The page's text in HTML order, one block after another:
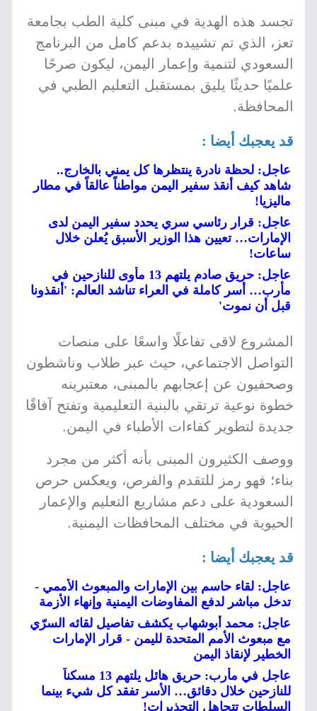
تجسد هذه الهدية في مبنى كلية الطب بجامعة
تعز، الذي تم تشييده بدعم كامل من البرنامج
السعودي لتنمية وإعمار اليمن، ليكون صرحًا
علميًا حديثًا يليق بمستقبل التعليم الطبي في
المحافظة.
قد يعجبك أيضا :
عاجل: لحظة نادرة ينتظرها كل يمني بالخارج..
شاهد كيف أنقذ سفير اليمن مواطناً عالقاً في مطار
ماليزيا!
عاجل: قرار رئاسي سري يحدد سفير اليمن لدى
الإمارات… تعيين هذا الوزير الأسبق يُعلن خلال
ساعات!
عاجل: حريق صادم يلتهم 13 مأوى للنازحين في
مأرب… أسر كاملة في العراء تناشد العالم: 'أنقذونا
قبل أن نموت'
المشروع لاقى تفاعلًا واسعًا على منصات
التواصل الاجتماعي، حيث عبر طلاب وناشطون
وصحفيون عن إعجابهم بالمبنى، معتبرينه
خطوة نوعية ترتقي بالبنية التعليمية وتفتح آفاقًا
جديدة لتطوير كفاءات الأطباء في اليمن.
ووصف الكثيرون المبنى بأنه أكثر من مجرد
بناء؛ فهو رمز للتقدم والفرص، ويعكس حرص
السعودية على دعم مشاريع التعليم والإعمار
الحيوية في مختلف المحافظات اليمنية.
قد يعجبك أيضا :
عاجل: لقاء حاسم بين الإمارات والمبعوث الأممي -
تدخل مباشر لدفع المفاوضات اليمنية وإنهاء الأزمة
عاجل: محمد أبوشهاب يكشف تفاصيل لقائه السرّي
مع مبعوث الأمم المتحدة لليمن - قرار الإمارات
الخطير لإنقاذ اليمن
عاجل في مأرب: حريق هائل يلتهم 13 مسكناً
للنازحين خلال دقائق… الأسر تفقد كل شيء بينما
السلطات تتجاهل التحذيرات!